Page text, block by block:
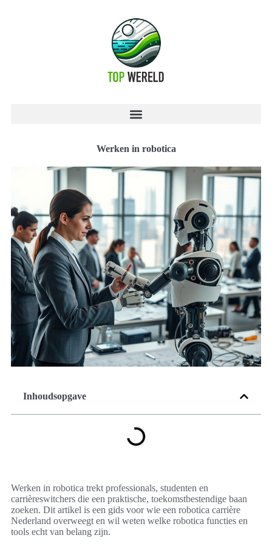
Werken in robotica
Inhoudsopgave
Werken in robotica trekt professionals, studenten en
carrièreswitchers die een praktische, toekomstbestendige baan
zoeken. Dit artikel is een gids voor wie een robotica carrière
Nederland overweegt en wil weten welke robotica functies en
tools echt van belang zijn.